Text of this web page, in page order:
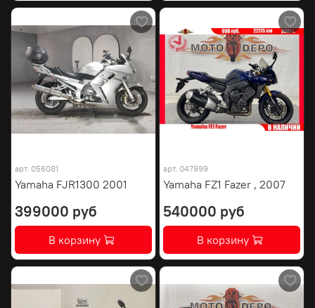
арт. 056081
Yamaha FJR1300 2001
399000 руб
В корзину
арт. 047999
Yamaha FZ1 Fazer , 2007
540000 руб
В корзину